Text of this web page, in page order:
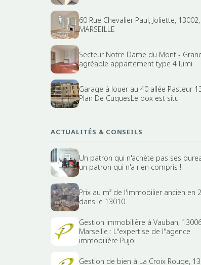
60 Rue Chevalier Paul, Joliette, 13002,
MARSEILLE
Secteur Notre Dame du Mont -
agréable appartement type 4 lumi
Garage à louer au 40 allée Pasteur
Plan De CuquesLe box est situ
ACTUALITÉS & CONSEILS
Un patron qui n'achète pas ses
un patron qui n'a rien compris !
Prix au m² de l'immobilier ancien en
dans le 13010
Gestion immobilière à Vauban,
Marseille : L''expertise de l''agence
immobilière Pujol
Gestion de bien à La Croix Rouge,